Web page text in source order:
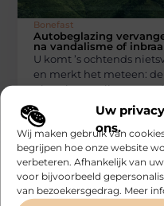
Uw
ons.
Wij maken gebruik van
begrijpen hoe onze website
verbeteren. Afhankelijk van
voor bijvoorbeeld
van bezoekersgedrag. Meer
Bonefast
Autobeglazing
na vandalisme of
U komt ’s ochtends
en merkt het meteen:
glasscherven liggen op